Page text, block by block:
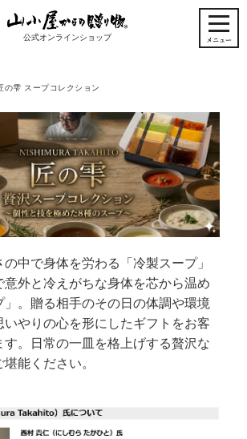
公式オンラインショップ
の雫 スープコレクション
中で身体を労わる「冷製スープ」
意外と冷えがちな身体を芯から温め
」。贈る相手のその日の体調や環境
いやりの心を形にしたギフトをお客
す。日常の一皿を格上げする贅沢な
能ください。